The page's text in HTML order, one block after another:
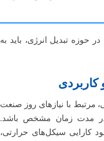
حوزه تبدیل انرژی، باید به
کاربردی
مرتبط با نیازهای روز صنعت
در مدت زمان مشخص باشد.
کارایی سیکل‌های حرارتی،